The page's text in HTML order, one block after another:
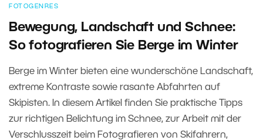
FOTOGENRES
Bewegung, Landschaft und Schnee:
So fotografieren Sie Berge im Winter
Berge im Winter bieten eine wunderschöne Landschaft,
extreme Kontraste sowie rasante Abfahrten auf
Skipisten. In diesem Artikel finden Sie praktische Tipps
zur richtigen Belichtung im Schnee, zur Arbeit mit der
Verschlusszeit beim Fotografieren von Skifahrern,